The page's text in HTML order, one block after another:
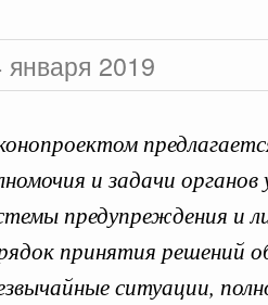
января 2019
и задачи
предупреждения и
принятия решений
ситуации,
программы